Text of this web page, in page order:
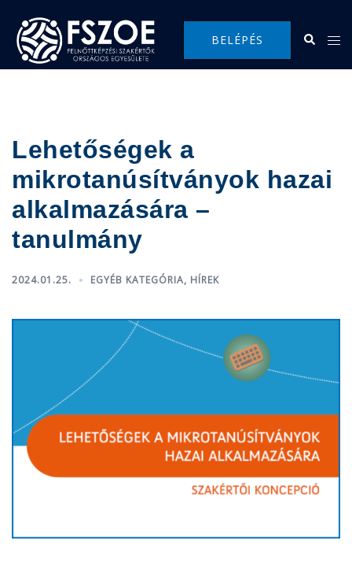
content
BELÉPÉS Search
Lehetőségek a
mikrotanúsítványok hazai
alkalmazására –
tanulmány
2024.01.25. EGYÉB KATEGÓRIA, HÍREK